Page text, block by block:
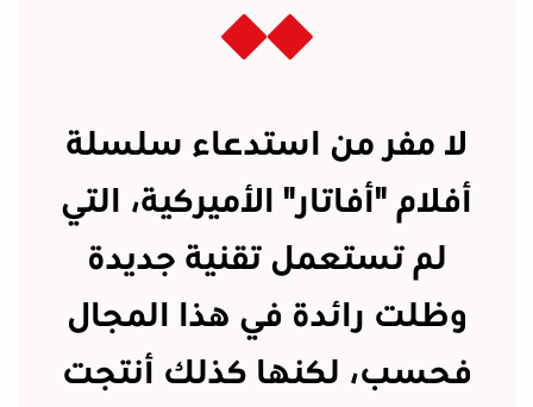
لا مفر من استدعاء سلسلة
أفلام "أفاتار" الأميركية، التي
لم تستعمل تقنية جديدة
وظلت رائدة في هذا المجال
فحسب، لكنها كذلك أنتجت